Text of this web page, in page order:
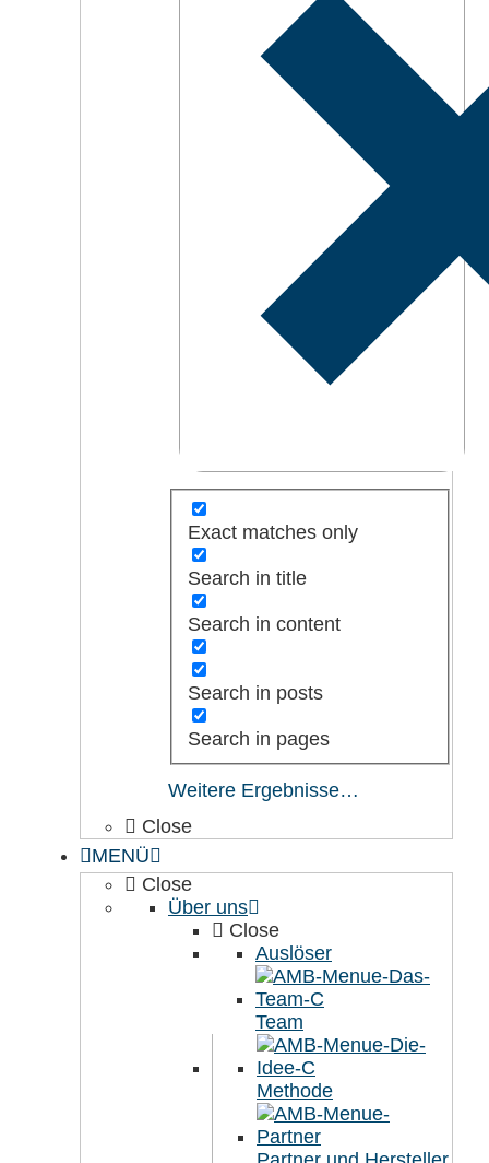
Exact matches only
Search in title
Search in content
Search in posts
Search in pages
Weitere Ergebnisse…
Close
MENÜ
Close
Über uns
Close
Auslöser
Team
Methode